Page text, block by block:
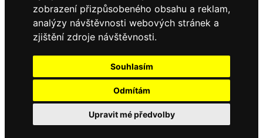
zobrazení přizpůsobeného obsahu a reklam,
analýzy návštěvnosti webových stránek a
zjištění zdroje návštěvnosti.
Souhlasím
Odmítám
Upravit mé předvolby